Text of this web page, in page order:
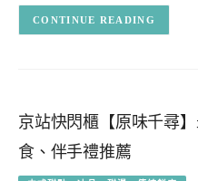
CONTINUE READING
京站快閃櫃【原味千尋
食、伴手禮推薦